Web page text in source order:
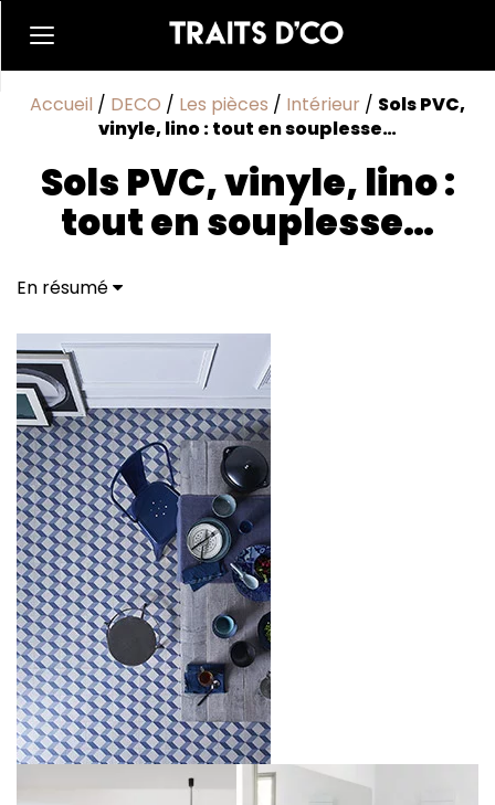
Accueil / DECO / Les pièces / Intérieur / Sols PVC,
vinyle, lino : tout en souplesse…
Sols PVC, vinyle, lino :
tout en souplesse…
En résumé